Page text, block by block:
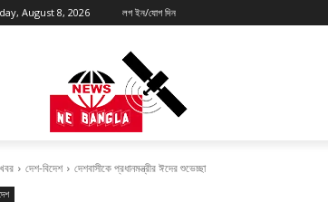
August 8, 2026 লগ ইন/যোগ দিন
খবর দেশ-বিদেশ দেশবাসীকে প্রধানমন্ত্রীর ঈদের শুভেচ্ছা